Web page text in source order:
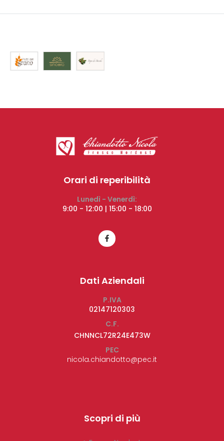
Orari di reperibilità
Lunedì - Venerdì:
9:00 - 12:00 | 15:00 - 18:00
Dati Aziendali
P.IVA
02147120303
C.F.
CHNNCL72R24E473W
PEC
nicola.chiandotto@pec.it
Scopri di più